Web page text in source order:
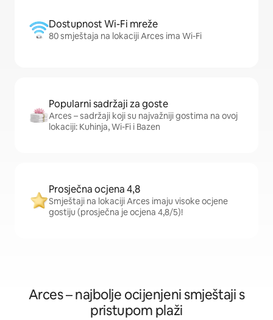
Dostupnost Wi-Fi mreže
80 smještaja na lokaciji Arces ima Wi-Fi
Popularni sadržaji za goste
Arces – sadržaji koji su najvažniji gostima na ovoj
lokaciji: Kuhinja, Wi-Fi i Bazen
Prosječna ocjena 4,8
Smještaji na lokaciji Arces imaju visoke ocjene
gostiju (prosječna je ocjena 4,8/5)!
Arces – najbolje ocijenjeni smještaji s
pristupom plaži